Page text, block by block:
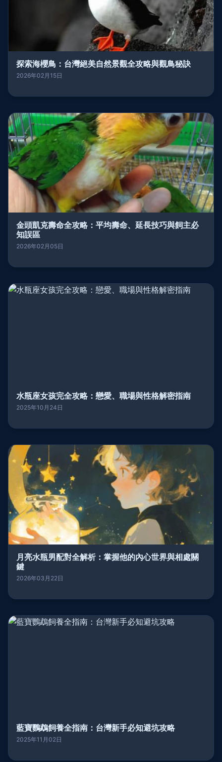
探索海櫻鳥：台灣絕美自然景觀全攻略與觀鳥秘訣
2026年02月15日
金頭凱克壽命全攻略：平均壽命、延長技巧與飼主必
知誤區
2026年02月05日
水瓶座女孩完全攻略：戀愛、職場與性格解密指南
2025年10月24日
月亮水瓶男配對全解析：掌握他的內心世界與相處關
鍵
2026年03月22日
藍寶鸚鵡飼養全指南：台灣新手必知避坑攻略
2025年11月02日